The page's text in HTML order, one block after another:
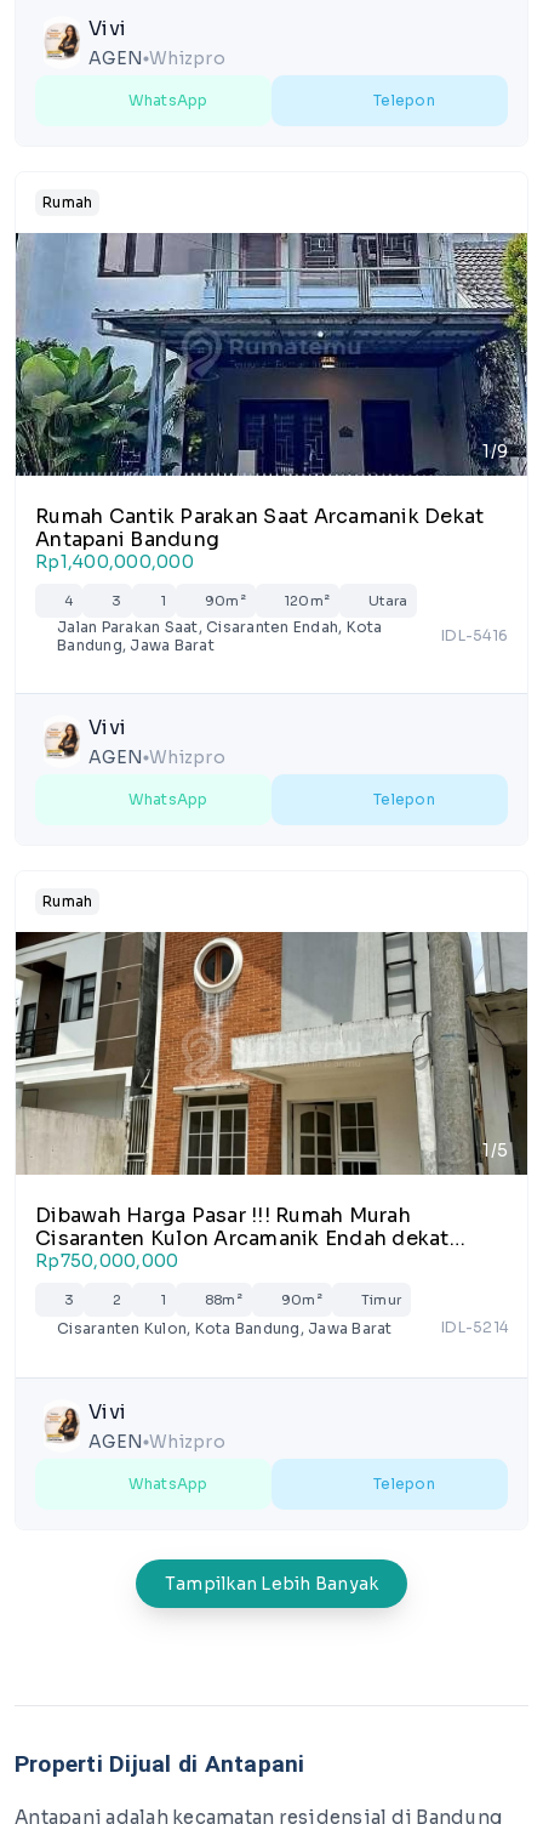
Vivi
AGEN lensWhizpro
WhatsApp Telepon
Rumah
1/9
Rumah Cantik Parakan Saat Arcamanik Dekat
Antapani Bandung
Rp1,400,000,000
4 3 1 90m² 120m² Utara
Jalan Parakan Saat, Cisaranten Endah, Kota
Bandung, Jawa Barat
IDL-5416
Vivi
AGEN lensWhizpro
WhatsApp Telepon
Rumah
1/5
Dibawah Harga Pasar !!! Rumah Murah
Cisaranten Kulon Arcamanik Endah dekat
Antapani Bandung
Rp750,000,000
3 2 1 88m² 90m² Timur
Cisaranten Kulon, Kota Bandung, Jawa Barat IDL-5214
Vivi
AGEN lensWhizpro
WhatsApp Telepon
Tampilkan Lebih Banyak
Properti Dijual di Antapani
Antapani adalah kecamatan residensial di Bandung